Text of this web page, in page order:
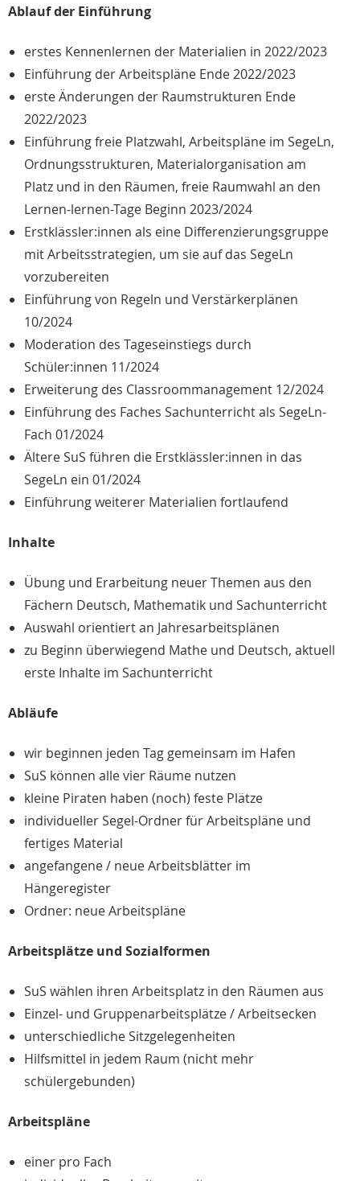
Ablauf der Einführung
erstes Kennenlernen der Materialien in 2022/2023
Einführung der Arbeitspläne Ende 2022/2023
erste Änderungen der Raumstrukturen Ende
2022/2023
Einführung freie Platzwahl, Arbeitspläne im SegeLn,
Ordnungsstrukturen, Materialorganisation am
Platz und in den Räumen, freie Raumwahl an den
Lernen-lernen-Tage Beginn 2023/2024
Erstklässler:innen als eine Differenzierungsgruppe
mit Arbeitsstrategien, um sie auf das SegeLn
vorzubereiten
Einführung von Regeln und Verstärkerplänen
10/2024
Moderation des Tageseinstiegs durch
Schüler:innen 11/2024
Erweiterung des Classroommanagement 12/2024
Einführung des Faches Sachunterricht als SegeLn-
Fach 01/2024
Ältere SuS führen die Erstklässler:innen in das
SegeLn ein 01/2024
Einführung weiterer Materialien fortlaufend
Inhalte
Übung und Erarbeitung neuer Themen aus den
Fächern Deutsch, Mathematik und Sachunterricht
Auswahl orientiert an Jahresarbeitsplänen
zu Beginn überwiegend Mathe und Deutsch, aktuell
erste Inhalte im Sachunterricht
Abläufe
wir beginnen jeden Tag gemeinsam im Hafen
SuS können alle vier Räume nutzen
kleine Piraten haben (noch) feste Plätze
individueller Segel-Ordner für Arbeitspläne und
fertiges Material
angefangene / neue Arbeitsblätter im
Hängeregister
Ordner: neue Arbeitspläne
Arbeitsplätze und Sozialformen
SuS wählen ihren Arbeitsplatz in den Räumen aus
Einzel- und Gruppenarbeitsplätze / Arbeitsecken
unterschiedliche Sitzgelegenheiten
Hilfsmittel in jedem Raum (nicht mehr
schülergebunden)
Arbeitspläne
einer pro Fach